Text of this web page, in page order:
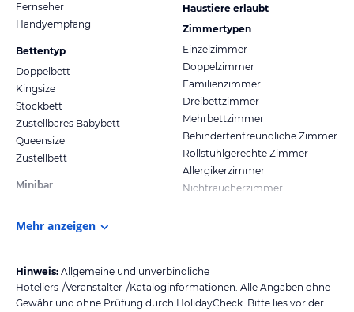
Fernseher
Handyempfang
Bettentyp
Doppelbett
Kingsize
Stockbett
Zustellbares Babybett
Queensize
Zustellbett
Minibar
Haustiere erlaubt
Zimmertypen
Einzelzimmer
Doppelzimmer
Familienzimmer
Dreibettzimmer
Mehrbettzimmer
Behindertenfreundliche Zimmer
Rollstuhlgerechte Zimmer
Allergikerzimmer
Nichtraucherzimmer
Mehr anzeigen
Hinweis: Allgemeine und unverbindliche
Hoteliers-/Veranstalter-/Kataloginformationen. Alle Angaben ohne
Gewähr und ohne Prüfung durch HolidayCheck. Bitte lies vor der